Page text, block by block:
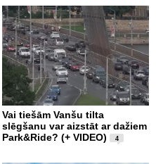
Vai tiešām Vanšu tilta
slēgšanu var aizstāt ar dažiem
Park&Ride? (+ VIDEO)
4